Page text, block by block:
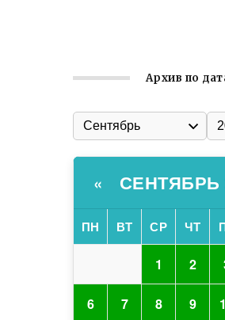
Архив по
« СЕНТЯБРЬ
ПН ВТ СР ЧТ
1 2
6 7 8 9